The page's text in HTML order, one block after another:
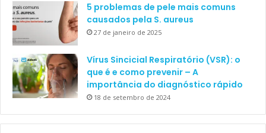
5 problemas de pele mais comuns
causados pela S. aureus
27 de janeiro de 2025
Vírus Sincicial Respiratório (VSR): o
que é e como prevenir – A
importância do diagnóstico rápido
18 de setembro de 2024